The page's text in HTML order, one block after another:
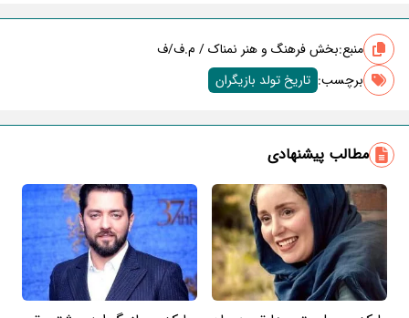
منبع:بخش فرهنگ و هنر نمناک / م.ف/ف
برچسب‌: تاریخ تولد بازیگران
مطالب پیشنهادی